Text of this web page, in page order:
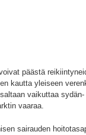
päästä
kautta yleiseen
vaikuttaa
vaaraa.
sairauden